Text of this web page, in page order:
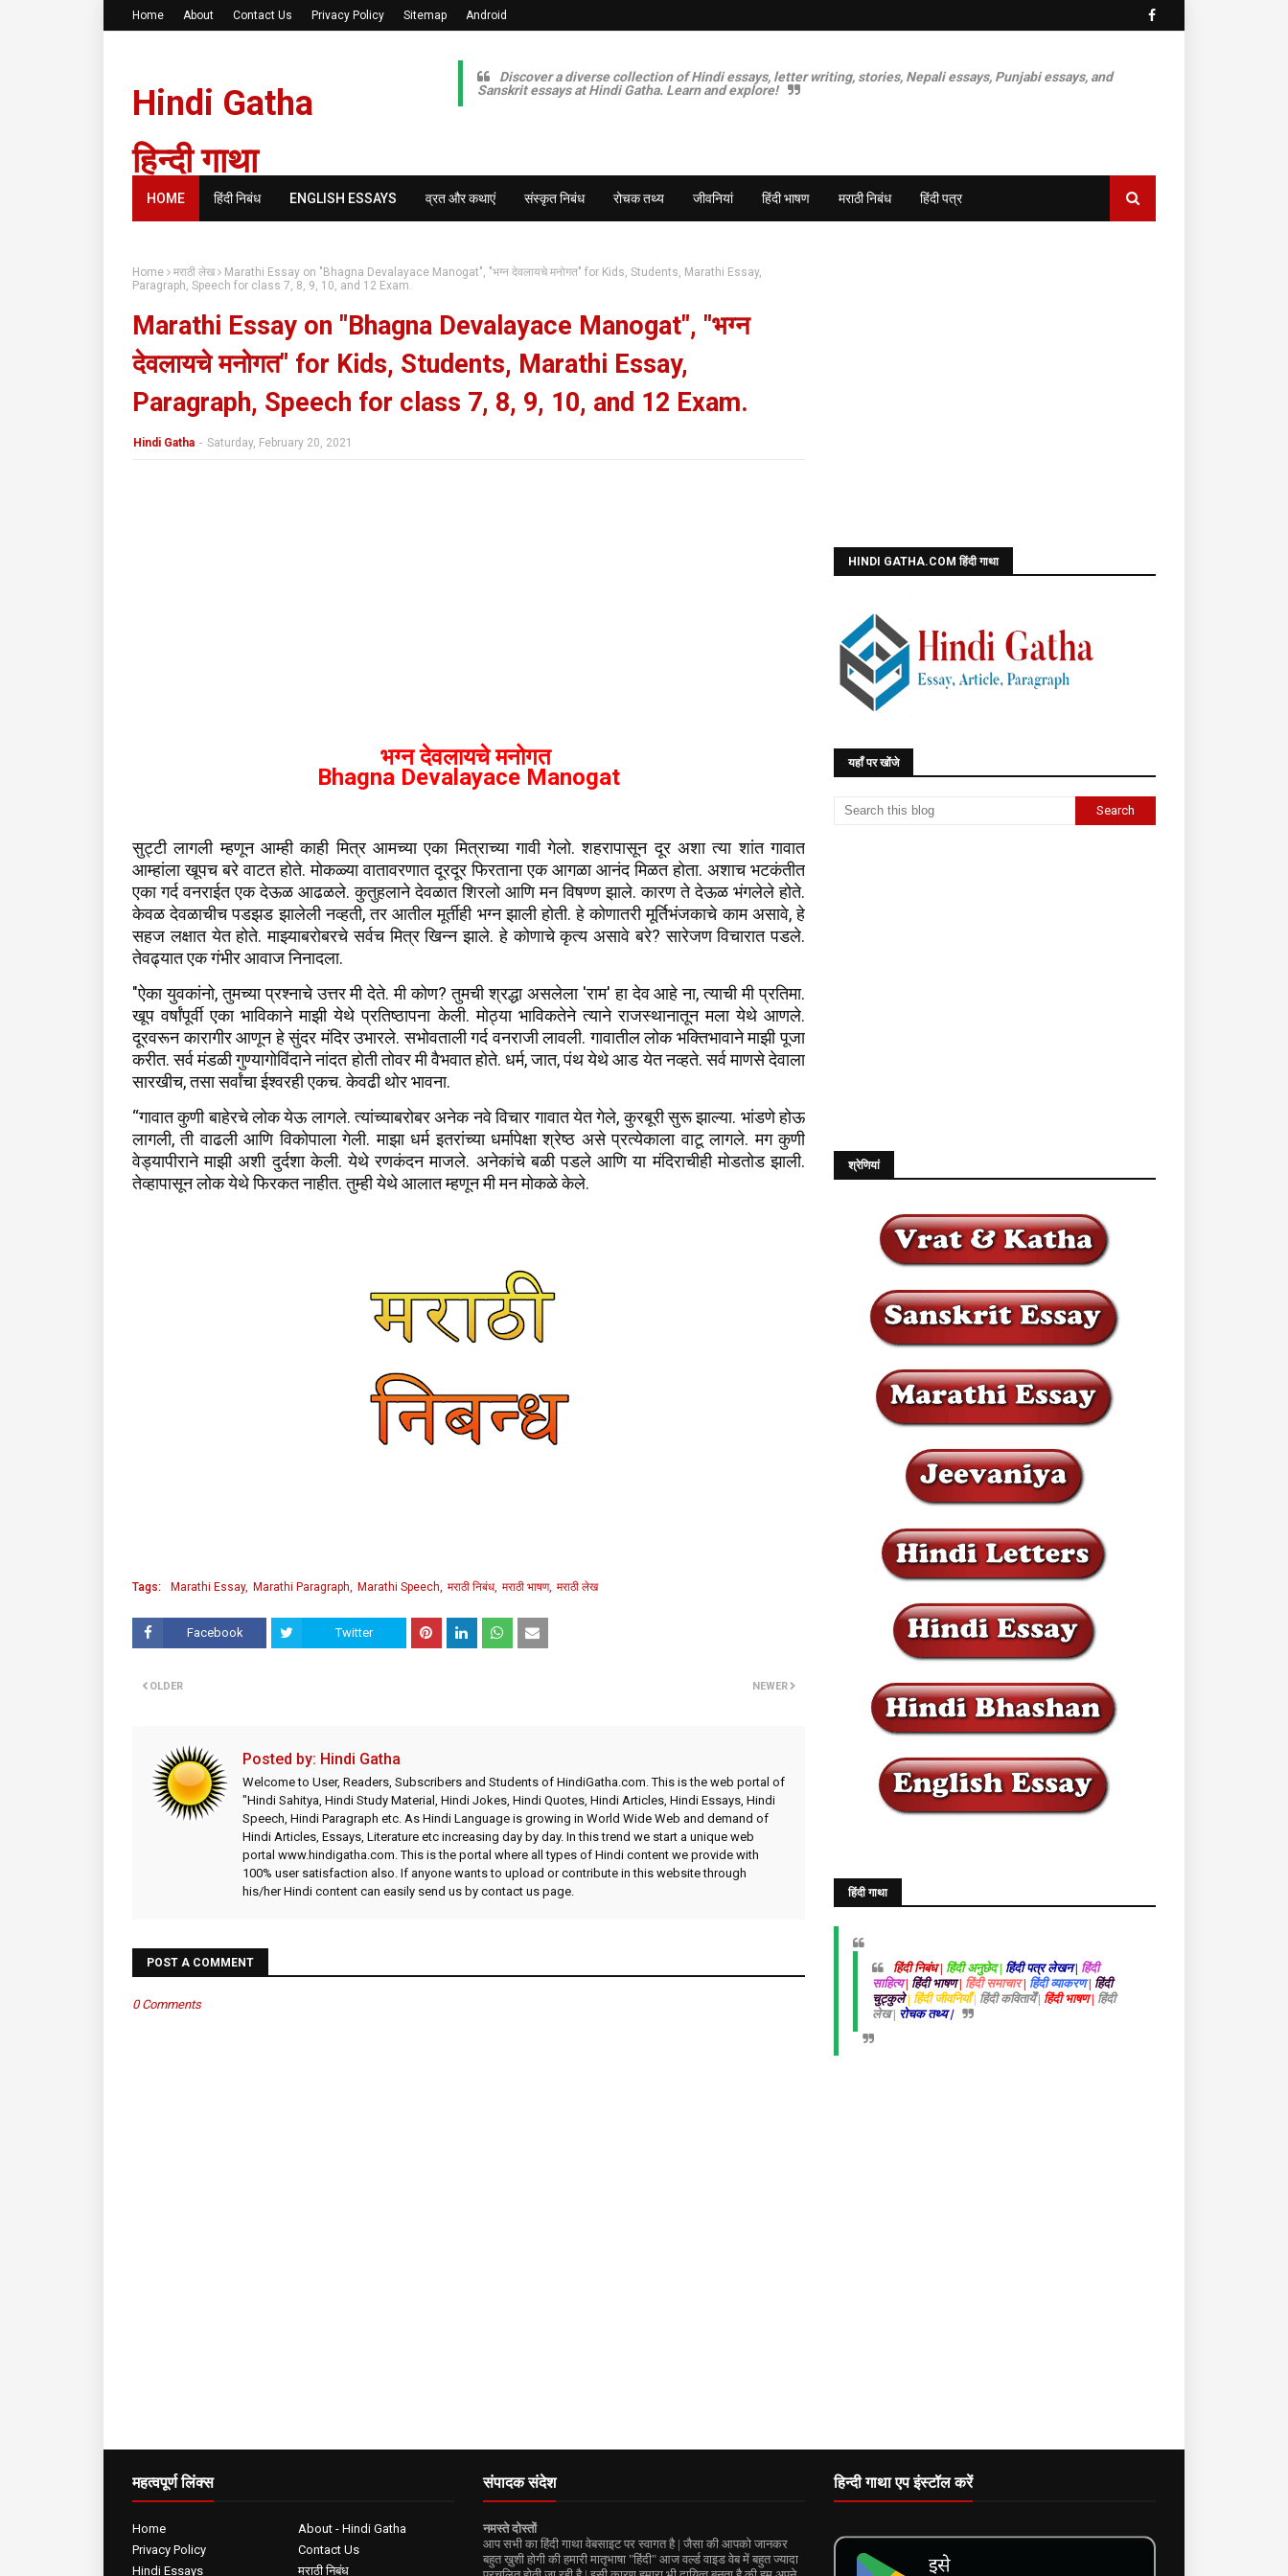
Home About Contact Us Privacy Policy Sitemap Android
Hindi Gatha
हिन्दी गाथा
Discover a diverse collection of Hindi essays, letter writing, stories, Nepali essays, Punjabi essays, and
Sanskrit essays at Hindi Gatha. Learn and explore!
HOME हिंदी निबंध ENGLISH ESSAYS व्रत और कथाएं संस्कृत निबंध रोचक तथ्य जीवनियां हिंदी भाषण मराठी निबंध हिंदी पत्र
Home मराठी लेख
Marathi Essay on "Bhagna Devalayace Manogat", "भग्न देवलायचे मनोगत" for Kids, Students, Marathi Essay,
Paragraph, Speech for class 7, 8, 9, 10, and 12 Exam.
Marathi Essay on "Bhagna Devalayace Manogat", "भग्न
देवलायचे मनोगत" for Kids, Students, Marathi Essay,
Paragraph, Speech for class 7, 8, 9, 10, and 12 Exam.
Hindi Gatha - Saturday, February 20, 2021
भग्न देवलायचे मनोगत
Bhagna Devalayace Manogat
सुट्टी लागली म्हणून आम्ही काही मित्र आमच्या एका मित्राच्या गावी गेलो. शहरापासून दूर अशा त्या शांत गावात
आम्हांला खूपच बरे वाटत होते. मोकळ्या वातावरणात दूरदूर फिरताना एक आगळा आनंद मिळत होता. अशाच भटकंतीत
एका गर्द वनराईत एक देऊळ आढळले. कुतुहलाने देवळात शिरलो आणि मन विषण्ण झाले. कारण ते देऊळ भंगलेले होते.
केवळ देवळाचीच पडझड झालेली नव्हती, तर आतील मूर्तीही भग्न झाली होती. हे कोणातरी मूर्तिभंजकाचे काम असावे, हे
सहज लक्षात येत होते. माझ्याबरोबरचे सर्वच मित्र खिन्न झाले. हे कोणाचे कृत्य असावे बरे? सारेजण विचारात पडले.
तेवढ्यात एक गंभीर आवाज निनादला.
"ऐका युवकांनो, तुमच्या प्रश्नाचे उत्तर मी देते. मी कोण? तुमची श्रद्धा असलेला 'राम' हा देव आहे ना, त्याची मी प्रतिमा.
खूप वर्षांपूर्वी एका भाविकाने माझी येथे प्रतिष्ठापना केली. मोठ्या भाविकतेने त्याने राजस्थानातून मला येथे आणले.
दूरवरून कारागीर आणून हे सुंदर मंदिर उभारले. सभोवताली गर्द वनराजी लावली. गावातील लोक भक्तिभावाने माझी पूजा
करीत. सर्व मंडळी गुण्यागोविंदाने नांदत होती तोवर मी वैभवात होते. धर्म, जात, पंथ येथे आड येत नव्हते. सर्व माणसे देवाला
सारखीच, तसा सर्वांचा ईश्वरही एकच. केवढी थोर भावना.
“गावात कुणी बाहेरचे लोक येऊ लागले. त्यांच्याबरोबर अनेक नवे विचार गावात येत गेले, कुरबूरी सुरू झाल्या. भांडणे होऊ
लागली, ती वाढली आणि विकोपाला गेली. माझा धर्म इतरांच्या धर्मापेक्षा श्रेष्ठ असे प्रत्येकाला वाटू लागले. मग कुणी
वेड्यापीराने माझी अशी दुर्दशा केली. येथे रणकंदन माजले. अनेकांचे बळी पडले आणि या मंदिराचीही मोडतोड झाली.
तेव्हापासून लोक येथे फिरकत नाहीत. तुम्ही येथे आलात म्हणून मी मन मोकळे केले.
Tags: Marathi Essay Marathi Paragraph Marathi Speech मराठी निबंध मराठी भाषण मराठी लेख
Facebook Twitter
NEWER
OLDER
Posted by: Hindi Gatha
Welcome to User, Readers, Subscribers and Students of HindiGatha.com. This is the web portal of
"Hindi Sahitya, Hindi Study Material, Hindi Jokes, Hindi Quotes, Hindi Articles, Hindi Essays, Hindi
Speech, Hindi Paragraph etc. As Hindi Language is growing in World Wide Web and demand of
Hindi Articles, Essays, Literature etc increasing day by day. In this trend we start a unique web
portal www.hindigatha.com. This is the portal where all types of Hindi content we provide with
100% user satisfaction also. If anyone wants to upload or contribute in this website through
his/her Hindi content can easily send us by contact us page.
POST A COMMENT
0 Comments
HINDI GATHA.COM हिंदी गाथा
यहाँ पर खोंजे
श्रेणियां
हिंदी गाथा
हिंदी निबंध | हिंदी अनुछेद | हिंदी पत्र लेखन | हिंदी
साहित्य| हिंदी भाषण| हिंदी समाचार| हिंदी व्याकरण| हिंदी
चुट्कुले| हिंदी जीवनियाँ | हिंदी कवितायेँ | हिंदी भाषण | हिंदी
लेख | रोचक तथ्य |
महत्वपूर्ण लिंक्स
Home
About - Hindi Gatha
Privacy Policy
Contact Us
Hindi Essays
मराठी निबंध
संपादक संदेश
नमस्ते दोस्तों
आप सभी का हिंदी गाथा वेबसाइट पर स्वागत है | जैसा की आपको जानकर
बहुत ख़ुशी होगी की हमारी मातृभाषा "हिंदी" आज वर्ल्ड वाइड वेब में बहुत ज्यादा
हिन्दी गाथा एप इंस्टॉल करें